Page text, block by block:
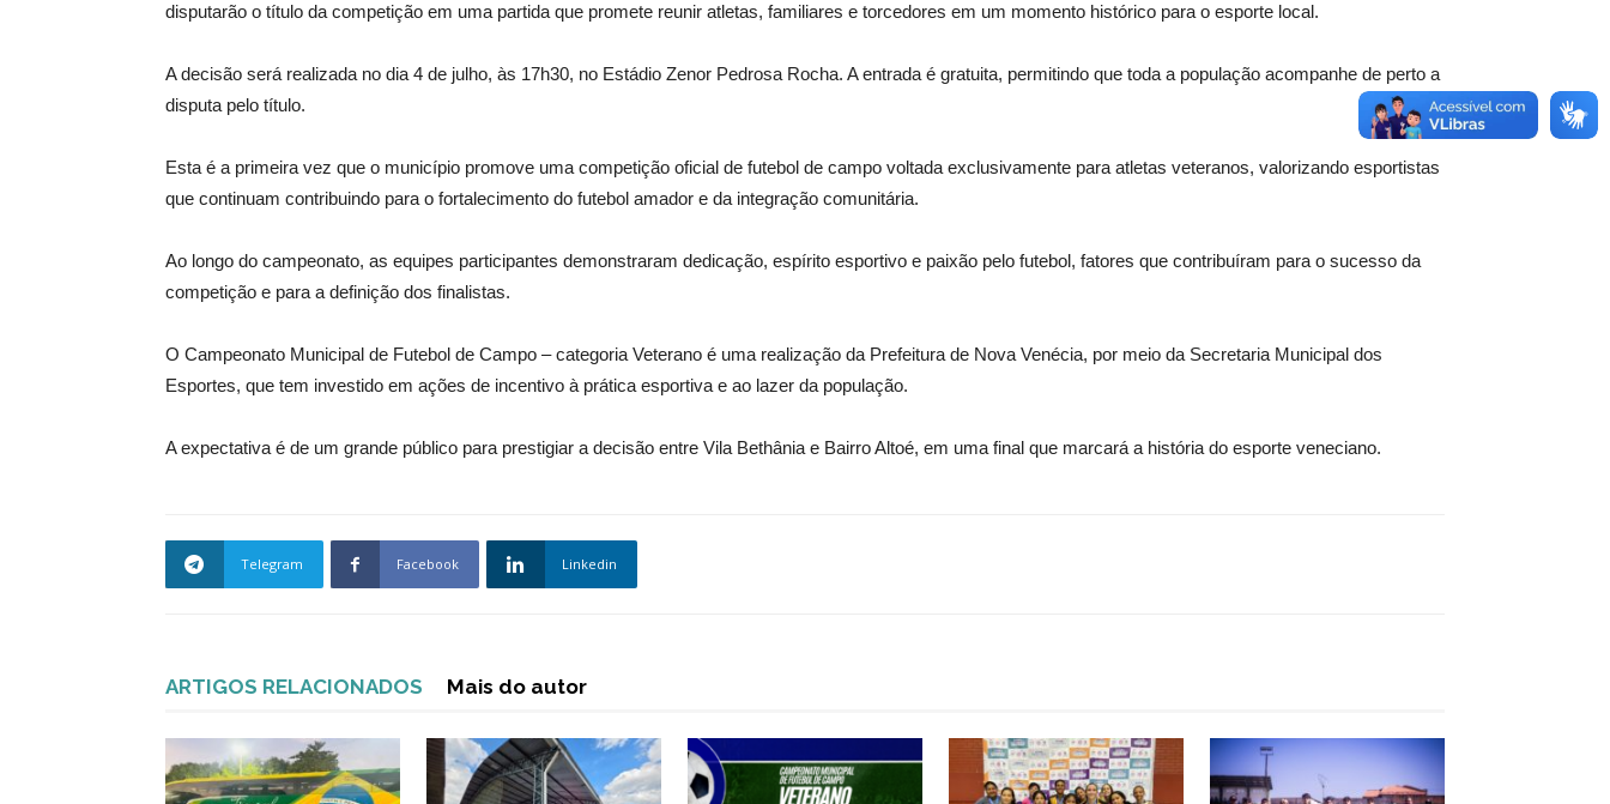
disputarão o título da competição em uma partida que promete reunir atletas, familiares e torcedores em um momento histórico para o esporte local.
A decisão será realizada no dia 4 de julho, às 17h30, no Estádio Zenor Pedrosa Rocha. A entrada é gratuita, permitindo que toda a população acompanhe de perto a
disputa pelo título.
Esta é a primeira vez que o município promove uma competição oficial de futebol de campo voltada exclusivamente para atletas veteranos, valorizando esportistas
que continuam contribuindo para o fortalecimento do futebol amador e da integração comunitária.
Ao longo do campeonato, as equipes participantes demonstraram dedicação, espírito esportivo e paixão pelo futebol, fatores que contribuíram para o sucesso da
competição e para a definição dos finalistas.
O Campeonato Municipal de Futebol de Campo – categoria Veterano é uma realização da Prefeitura de Nova Venécia, por meio da Secretaria Municipal dos
Esportes, que tem investido em ações de incentivo à prática esportiva e ao lazer da população.
A expectativa é de um grande público para prestigiar a decisão entre Vila Bethânia e Bairro Altoé, em uma final que marcará a história do esporte veneciano.
Telegram Facebook Linkedin
ARTIGOS RELACIONADOS Mais do autor